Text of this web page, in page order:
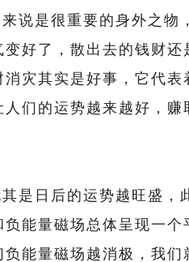
说是很重要的身外之物
好了，散出去的钱财还
灾其实是好事，它代表
们的运势越来越好，赚
日后的运势越旺盛，
能量磁场总体呈现一个
能量磁场越消极，我们